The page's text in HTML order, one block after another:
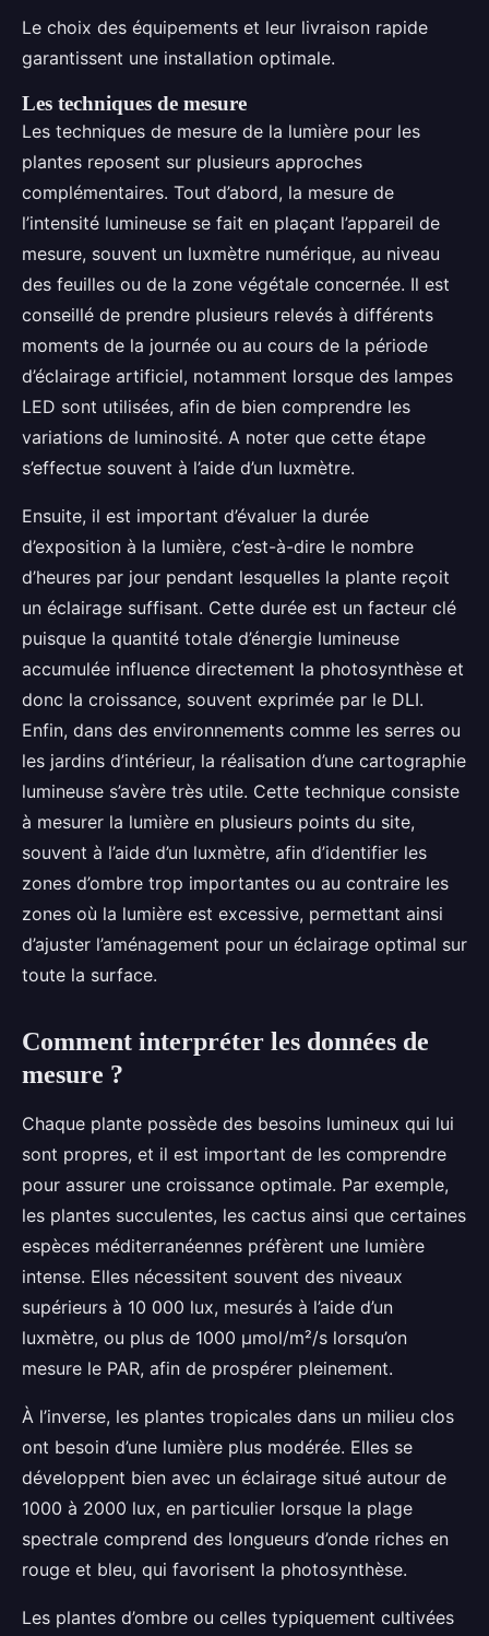
Le choix des équipements et leur livraison rapide
garantissent une installation optimale.
Les techniques de mesure
Les techniques de mesure de la lumière pour les
plantes reposent sur plusieurs approches
complémentaires. Tout d’abord, la mesure de
l’intensité lumineuse se fait en plaçant l’appareil de
mesure, souvent un luxmètre numérique, au niveau
des feuilles ou de la zone végétale concernée. Il est
conseillé de prendre plusieurs relevés à différents
moments de la journée ou au cours de la période
d’éclairage artificiel, notamment lorsque des lampes
LED sont utilisées, afin de bien comprendre les
variations de luminosité. A noter que cette étape
s’effectue souvent à l’aide d’un luxmètre.
Ensuite, il est important d’évaluer la durée
d’exposition à la lumière, c’est-à-dire le nombre
d’heures par jour pendant lesquelles la plante reçoit
un éclairage suffisant. Cette durée est un facteur clé
puisque la quantité totale d’énergie lumineuse
accumulée influence directement la photosynthèse et
donc la croissance, souvent exprimée par le DLI.
Enfin, dans des environnements comme les serres ou
les jardins d’intérieur, la réalisation d’une cartographie
lumineuse s’avère très utile. Cette technique consiste
à mesurer la lumière en plusieurs points du site,
souvent à l’aide d’un luxmètre, afin d’identifier les
zones d’ombre trop importantes ou au contraire les
zones où la lumière est excessive, permettant ainsi
d’ajuster l’aménagement pour un éclairage optimal sur
toute la surface.
Comment interpréter les données de
mesure ?
Chaque plante possède des besoins lumineux qui lui
sont propres, et il est important de les comprendre
pour assurer une croissance optimale. Par exemple,
les plantes succulentes, les cactus ainsi que certaines
espèces méditerranéennes préfèrent une lumière
intense. Elles nécessitent souvent des niveaux
supérieurs à 10 000 lux, mesurés à l’aide d’un
luxmètre, ou plus de 1000 µmol/m²/s lorsqu’on
mesure le PAR, afin de prospérer pleinement.
À l’inverse, les plantes tropicales dans un milieu clos
ont besoin d’une lumière plus modérée. Elles se
développent bien avec un éclairage situé autour de
1000 à 2000 lux, en particulier lorsque la plage
spectrale comprend des longueurs d’onde riches en
rouge et bleu, qui favorisent la photosynthèse.
Les plantes d’ombre ou celles typiquement cultivées